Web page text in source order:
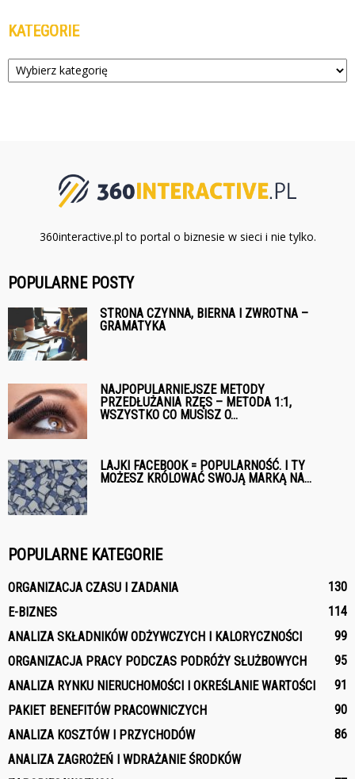
KATEGORIE
Kategorie
360interactive.pl to portal o biznesie w sieci i nie tylko.
POPULARNE POSTY
STRONA CZYNNA, BIERNA I ZWROTNA –
GRAMATYKA
NAJPOPULARNIEJSZE METODY
PRZEDŁUŻANIA RZĘS – METODA 1:1,
WSZYSTKO CO MUSISZ O...
LAJKI FACEBOOK = POPULARNOŚĆ. I TY
MOŻESZ KRÓLOWAĆ SWOJĄ MARKĄ NA...
POPULARNE KATEGORIE
ORGANIZACJA CZASU I ZADANIA
130
E-BIZNES
114
ANALIZA SKŁADNIKÓW ODŻYWCZYCH I KALORYCZNOŚCI
99
ORGANIZACJA PRACY PODCZAS PODRÓŻY SŁUŻBOWYCH
95
ANALIZA RYNKU NIERUCHOMOŚCI I OKREŚLANIE WARTOŚCI
91
PAKIET BENEFITÓW PRACOWNICZYCH
90
ANALIZA KOSZTÓW I PRZYCHODÓW
86
ANALIZA ZAGROŻEŃ I WDRAŻANIE ŚRODKÓW